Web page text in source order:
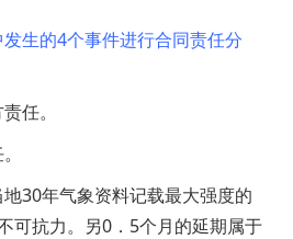
生的4个事件进行合同责任分
任。
30年气象资料记载最大强度的
可抗力。另0．5个月的延期属于